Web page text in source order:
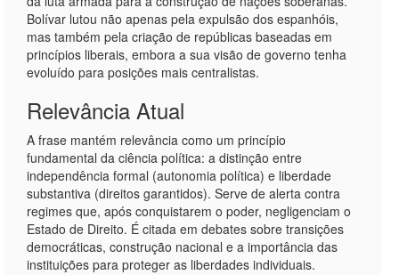
Bolívar lutou não apenas pela expulsão dos espanhóis,
mas também pela criação de repúblicas baseadas em
princípios liberais, embora a sua visão de governo tenha
evoluído para posições mais centralistas.
Relevância Atual
A frase mantém relevância como um princípio
fundamental da ciência política: a distinção entre
independência formal (autonomia política) e liberdade
substantiva (direitos garantidos). Serve de alerta contra
regimes que, após conquistarem o poder, negligenciam o
Estado de Direito. É citada em debates sobre transições
democráticas, construção nacional e a importância das
instituições para proteger as liberdades individuais.